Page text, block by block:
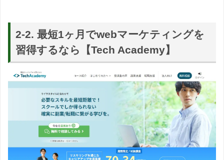
2-2. 最短1ヶ月でwebマーケティングを
習得するなら【Tech Academy】